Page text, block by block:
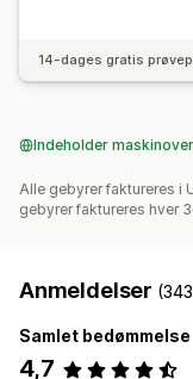
14-dages gratis
Indeholder
Alle gebyrer faktureres i
gebyrer faktureres hver
Anmeldelser
Samlet bedømmelse
4,7